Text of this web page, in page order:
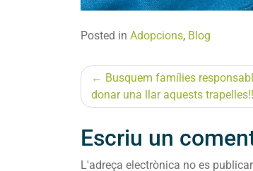
Posted in Adopcions, Blog
Navegació
d'entrades
Busquem famílies
donar una llar aquests
Escriu un
L'adreça electrònica no es